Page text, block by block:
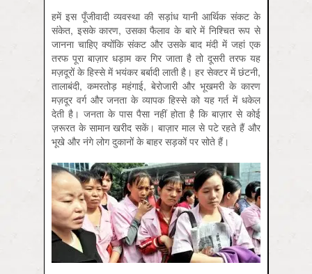
हमें इस पूँजीवादी व्यवस्था की सड़ांध यानी आर्थिक संकट के
संकेत, इसके कारण, उसका फैलाव के बारे में निश्चित रूप से
जानना चाहिए क्योंकि संकट और उसके बाद मंदी में जहां एक
तरफ पूरा बाज़ार धड़ाम कर गिर जाता है तो दूसरी तरफ यह
मज़दूरों के हिस्से में भयंकर बर्बादी लाती है। हर सेक्टर में छंटनी,
तालाबंदी, कमरतोड़ महंगाई, बेरोजारी और भूखमरी के कारण
मज़दूर वर्ग और जनता के व्यापक हिस्से को यह गर्त में धकेल
देती है। जनता के पास पैसा नहीं होता है कि बाज़ार से कोई
ज़रूरत के सामान खरीद सकें। बाज़ार माल से पटे रहते हैं और
भूखे और नंगे लोग दुकानों के बाहर सड़कों पर सोते हैं।